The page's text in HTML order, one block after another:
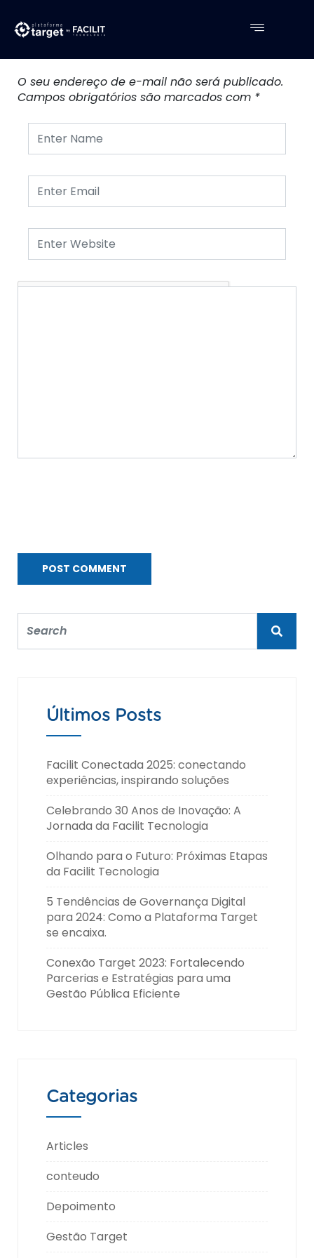
O seu endereço de e-mail não será publicado.
Campos obrigatórios são marcados com *
Últimos Posts
Facilit Conectada 2025: conectando
experiências, inspirando soluções
Celebrando 30 Anos de Inovação: A
Jornada da Facilit Tecnologia
Olhando para o Futuro: Próximas Etapas
da Facilit Tecnologia
5 Tendências de Governança Digital
para 2024: Como a Plataforma Target
se encaixa.
Conexão Target 2023: Fortalecendo
Parcerias e Estratégias para uma
Gestão Pública Eficiente
Categorias
Articles
conteudo
Depoimento
Gestão Target